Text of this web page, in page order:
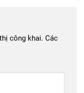
công khai. Các